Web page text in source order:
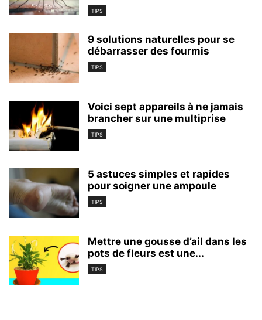
TIPS
9 solutions naturelles pour se
débarrasser des fourmis
TIPS
Voici sept appareils à ne jamais
brancher sur une multiprise
TIPS
5 astuces simples et rapides
pour soigner une ampoule
TIPS
Mettre une gousse d’ail dans les
pots de fleurs est une...
TIPS